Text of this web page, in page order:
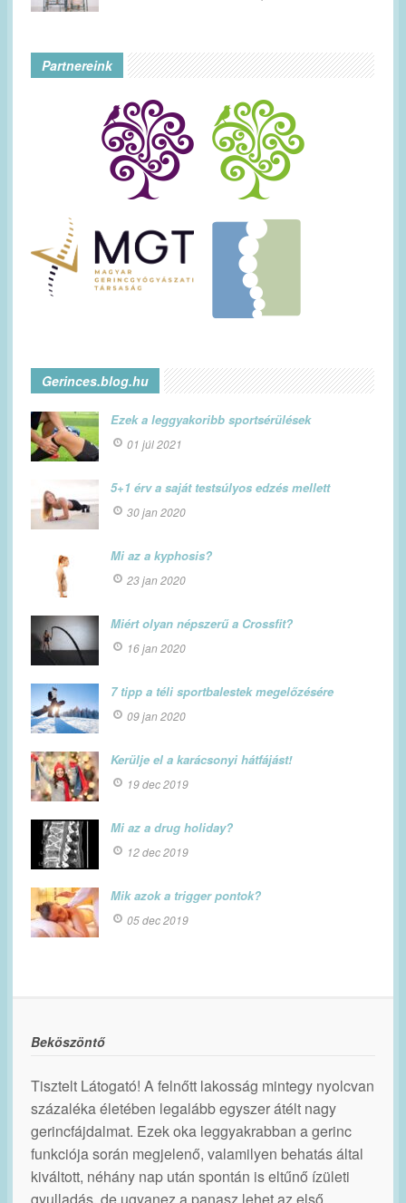
Partnereink
Gerinces.blog.hu
Ezek a leggyakoribb sportsérülések
01 júl 2021
5+1 érv a saját testsúlyos edzés mellett
30 jan 2020
Mi az a kyphosis?
23 jan 2020
Miért olyan népszerű a Crossfit?
16 jan 2020
7 tipp a téli sportbalestek megelőzésére
09 jan 2020
Kerülje el a karácsonyi hátfájást!
19 dec 2019
Mi az a drug holiday?
12 dec 2019
Mik azok a trigger pontok?
05 dec 2019
Beköszöntő
Tisztelt Látogató! A felnőtt lakosság mintegy nyolcvan
százaléka életében legalább egyszer átélt nagy
gerincfájdalmat. Ezek oka leggyakrabban a gerinc
funkciója során megjelenő, valamilyen behatás által
kiváltott, néhány nap után spontán is eltűnő ízületi
gyulladás, de ugyanez a panasz lehet az első